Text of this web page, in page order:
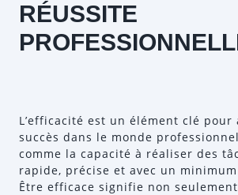
RÉUSSITE
L’efficacité est un élément clé
succès dans le monde
comme la capacité à réaliser des
rapide, précise et avec un
Être efficace signifie non